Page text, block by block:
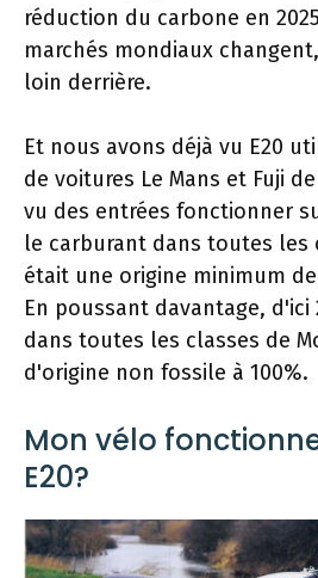
réduction du carbone en
marchés mondiaux
loin derrière.
Et nous avons déjà vu E20
de voitures Le Mans et Fuji
vu des entrées fonctionner
le carburant dans toutes les
était une origine minimum
En poussant davantage, d'ici
dans toutes les classes de
d'origine non fossile à 100%.
Mon vélo
E20?